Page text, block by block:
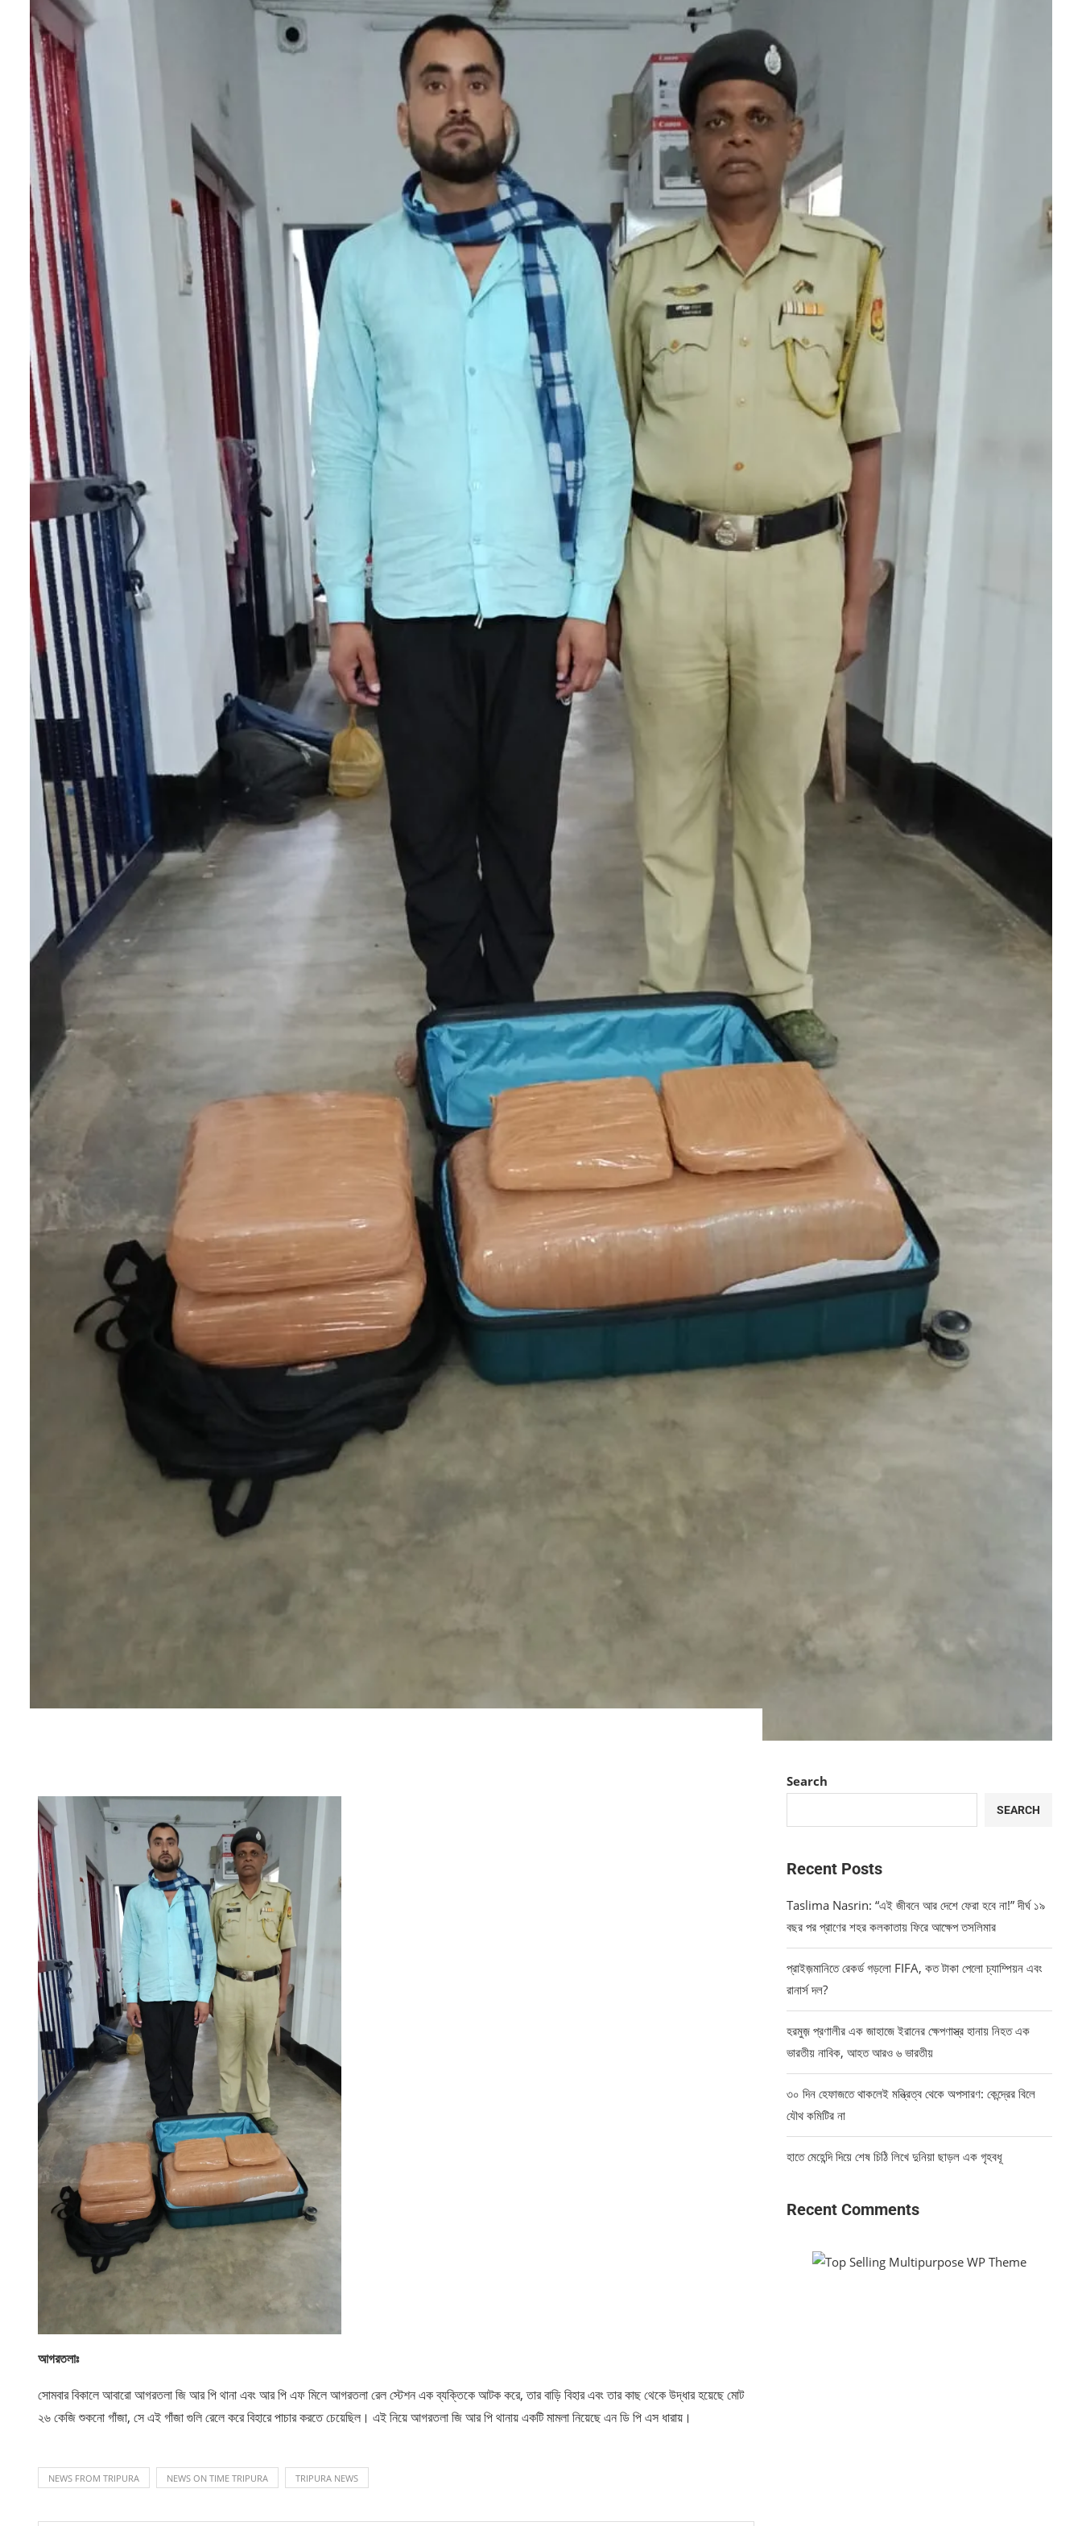
আগরতলাঃ
সোমবার বিকালে আবারো আগরতলা জি আর পি থানা এবং আর পি এফ মিলে আগরতলা রেল স্টেশন এক ব্যক্তিকে আটক করে, তার বাড়ি বিহার এবং তার কাছ থেকে উদ্ধার হয়েছে মোট
২৬ কেজি শুকনো গাঁজা, সে এই গাঁজা গুলি রেলে করে বিহারে পাচার করতে চেয়েছিল। এই নিয়ে আগরতলা জি আর পি থানায় একটি মামলা নিয়েছে এন ডি পি এস ধারায়।
NEWS FROM TRIPURA NEWS ON TIME TRIPURA TRIPURA NEWS
Search
SEARCH
Recent Posts
Taslima Nasrin: “এই জীবনে আর দেশে ফেরা হবে না!” দীর্ঘ ১৯
বছর পর প্রাণের শহর কলকাতায় ফিরে আক্ষেপ তসলিমার
প্রাইজ়মানিতে রেকর্ড গড়লো FIFA, কত টাকা পেলো চ্যাম্পিয়ন এবং
রানার্স দল?
হরমুজ় প্রণালীর এক জাহাজে ইরানের ক্ষেপণাস্ত্র হানায় নিহত এক
ভারতীয় নাবিক, আহত আরও ৬ ভারতীয়
৩০ দিন হেফাজতে থাকলেই মন্ত্রিত্ব থেকে অপসারণ: কেন্দ্রের বিলে
যৌথ কমিটির না
হাতে মেহেন্দি দিয়ে শেষ চিঠি লিখে দুনিয়া ছাড়ল এক গৃহবধূ
Recent Comments